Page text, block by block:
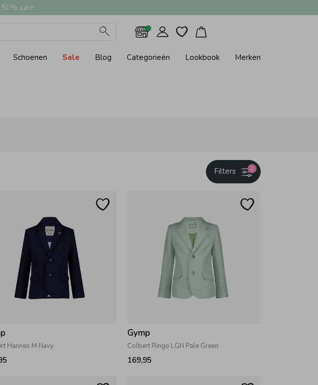
sale
Schoenen Sale Blog Categorieën Lookbook Merken
2
Filters
Hannes M Navy
Gymp
Colbert Ringo LGN Pale Green
169,95